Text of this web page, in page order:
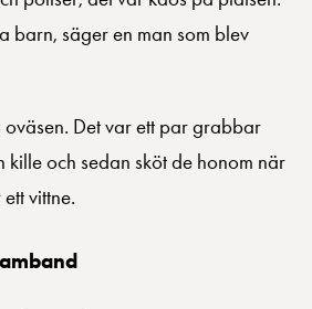
barn, säger en man som blev
Det var ett par grabbar
kille och sedan sköt de honom när
vittne.